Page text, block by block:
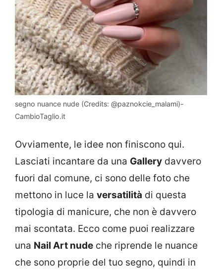
segno nuance nude (Credits: @paznokcie_malami)-
CambioTaglio.it
Ovviamente, le idee non finiscono qui.
Lasciati incantare da una Gallery davvero
fuori dal comune, ci sono delle foto che
mettono in luce la versatilità di questa
tipologia di manicure, che non è davvero
mai scontata. Ecco come puoi realizzare
una Nail Art nude che riprende le nuance
che sono proprie del tuo segno, quindi in